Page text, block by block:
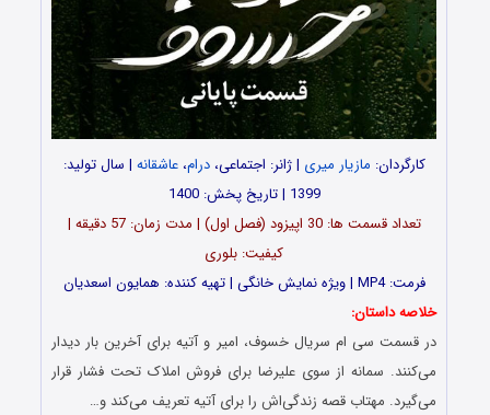
کارگردان: مازیار میری | ژانر: اجتماعی،درام،عاشقانه | سال تولید:
1399 | تاریخ پخش: 1400
تعداد قسمت ها: 30 اپیزود (فصل اول) | مدت زمان: 57 دقیقه |
کیفیت: بلوری
فرمت: MP4 | ویژه نمایش خانگی | تهیه کننده: همایون اسعدیان
خلاصه داستان:
در قسمت سی ام سریال خسوف، امیر و آتیه برای آخرین بار دیدار
می‌کنند. سمانه از سوی علیرضا برای فروش املاک تحت فشار قرار
می‌گیرد. مهتاب قصه زندگی‌اش را برای آتیه تعریف می‌کند و…